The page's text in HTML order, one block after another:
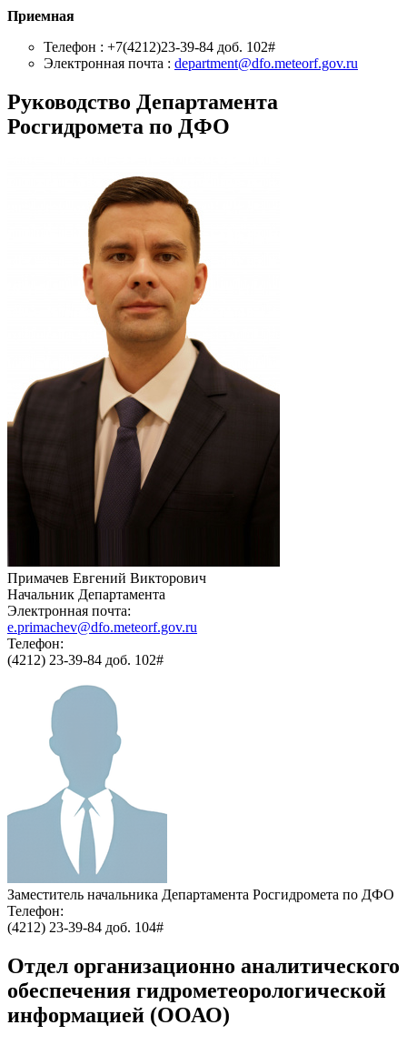
Приемная
Телефон : +7(4212)23-39-84 доб. 102#
Электронная почта : department@dfo.meteorf.gov.ru
Руководство Департамента
Росгидромета по ДФО
Примачев Евгений Викторович
Начальник Департамента
Электронная почта:
e.primachev@dfo.meteorf.gov.ru
Телефон:
(4212) 23-39-84 доб. 102#
Заместитель начальника Департамента Росгидромета по ДФО
Телефон:
(4212) 23-39-84 доб. 104#
Отдел организационно аналитического
обеспечения гидрометеорологической
информацией (ООАО)